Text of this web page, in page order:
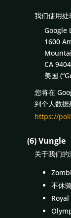
我们使用处
Google
1600
CA
美国
您将在
到个人数
https://
(6) Vungle
关于我们的
不休